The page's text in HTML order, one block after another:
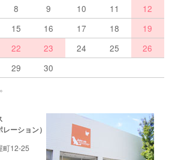
8 9 10 11
12
15 16 17 18
19
22 23 24 25
26
29
30
ーション）
町12-25